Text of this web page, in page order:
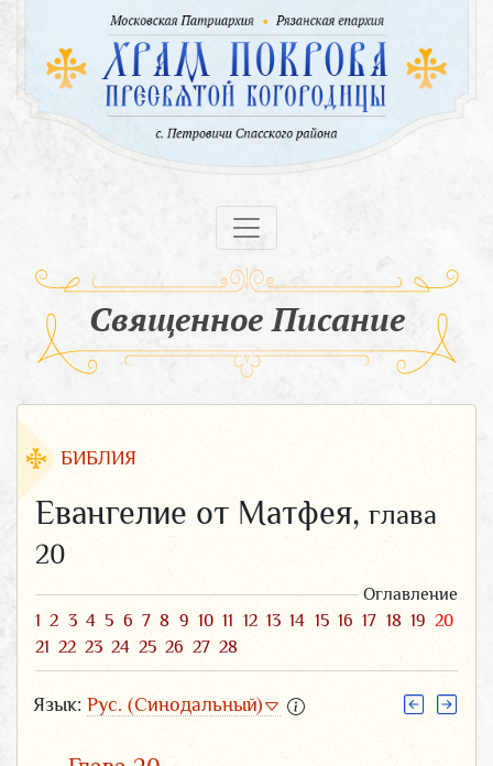
Священное Писание
БИБЛИЯ
Евангелие от Матфея, глава
20
Оглавление
1 2 3 4 5 6 7 8 9 10 11 12 13 14 15 16 17 18 19 20
21 22 23 24 25 26 27 28
Язык: Рус. (Синодальный)